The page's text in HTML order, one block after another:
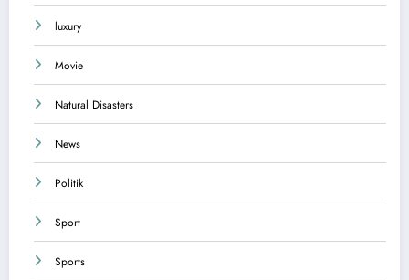
luxury
Movie
Natural Disasters
News
Politik
Sport
Sports